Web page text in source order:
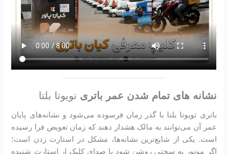
نشانه های تمام شدن عمر باتری تویوتا بلتا
باتری تویوتا بلتا با گذر زمان فرسوده می‌شود و نشانه‌های پایان
عمر آن می‌توانند به مالک هشدار دهند که زمان تعویض فرا رسیده
است. یکی از شایع‌ترین نشانه‌ها، مشکل در استارت زدن است؛
اگر موتور به سختی روشن شود یا صدای کلیک از استارت شنیده